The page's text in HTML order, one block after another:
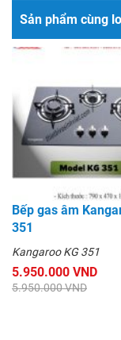
Sản phẩm cùng
Bếp gas âm
351
Kangaroo KG 351
5.950.000 VND
5.950.000 VND